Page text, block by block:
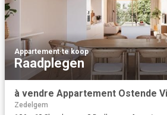
Appartement·te koop
Raadplegen
à vendre Appartement Ostende
Zedelgem